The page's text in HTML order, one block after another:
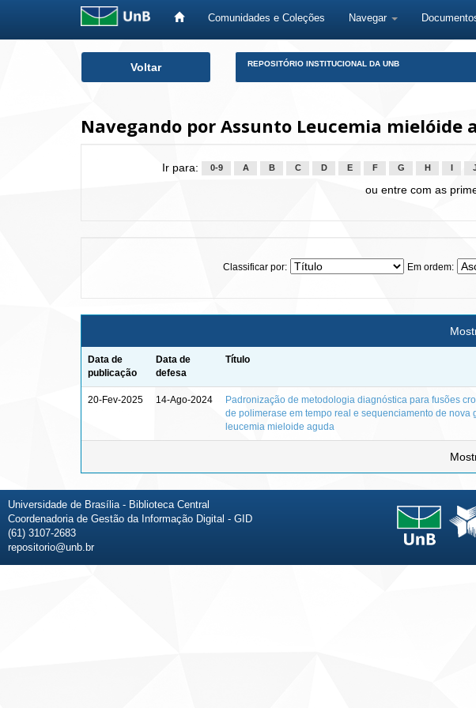
Comunidades e Coleções Navegar
Voltar REPOSITÓRIO INSTITUCIONAL DA UNB
Navegando por Assunto Leucemia mielóide
Ir para: 0-9 A B C D E F G H
ou entre com as
Classificar por: Em ordem:
Data de
publicação
Data de
defesa
Título
20-Fev-2025 14-Ago-2024
Padronização de metodologia diagnóstica para fusões
de polimerase em tempo real e sequenciamento de
leucemia mieloide aguda
Universidade de Brasília - Biblioteca Central
Coordenadoria de Gestão da Informação Digital - GID
(61) 3107-2683
repositorio@unb.br